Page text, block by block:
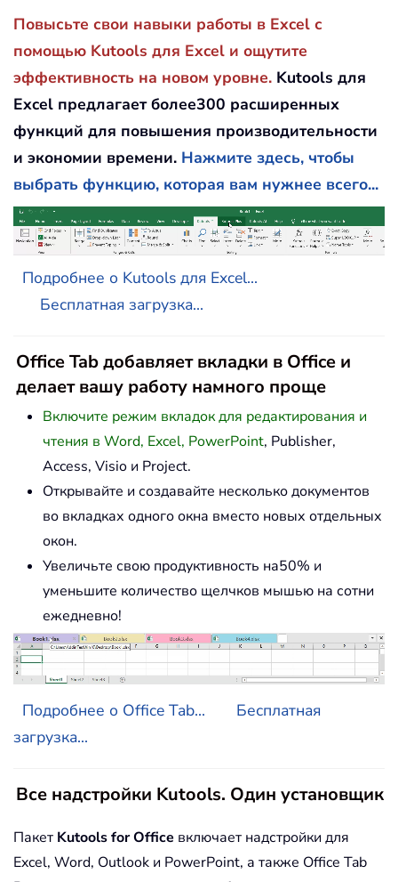
Повысьте свои навыки работы в Excel с
помощью Kutools для Excel и ощутите
эффективность на новом уровне. Kutools для
Excel предлагает более300 расширенных
функций для повышения производительности
и экономии времени. Нажмите здесь, чтобы
выбрать функцию, которая вам нужнее всего...
Подробнее о Kutools для Excel...
Бесплатная загрузка...
Office Tab добавляет вкладки в Office и
делает вашу работу намного проще
Включите режим вкладок для редактирования и
чтения в Word, Excel, PowerPoint, Publisher,
Access, Visio и Project.
Открывайте и создавайте несколько документов
во вкладках одного окна вместо новых отдельных
окон.
Увеличьте свою продуктивность на50% и
уменьшите количество щелчков мышью на сотни
ежедневно!
Подробнее о Office Tab...
Бесплатная
загрузка...
Все надстройки Kutools. Один установщик
Пакет Kutools for Office включает надстройки для
Excel, Word, Outlook и PowerPoint, а также Office Tab